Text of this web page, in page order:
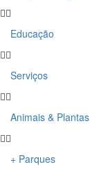
Educação
Serviços
Animais & Plantas
+ Parques